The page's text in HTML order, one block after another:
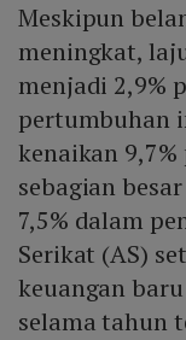
Meskipun
meningkat,
menjadi 2,9%
pertumbuhan
kenaikan
sebagian
7,5% dalam
Serikat (AS)
keuangan
selama tahun